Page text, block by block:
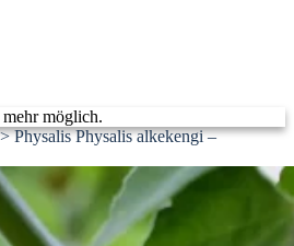
möglich.
> Physalis Physalis alkekengi –